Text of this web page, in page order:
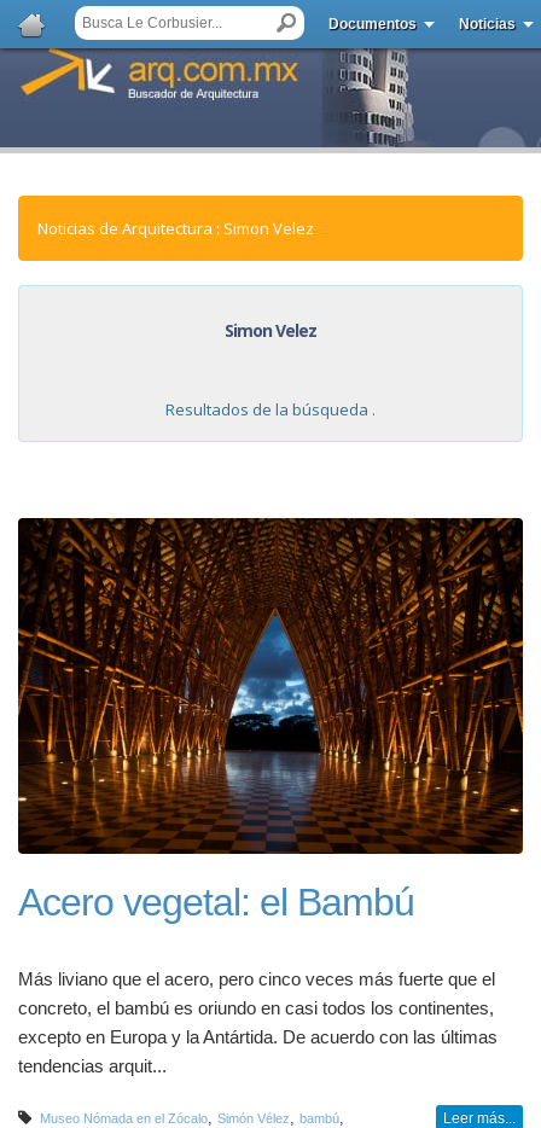
Documentos Noticias
Noticias de Arquitectura : Simon Velez
Simon Velez
Resultados de la búsqueda .
Acero vegetal: el Bambú
Más liviano que el acero, pero cinco veces más fuerte que el
concreto, el bambú es oriundo en casi todos los continentes,
excepto en Europa y la Antártida. De acuerdo con las últimas
tendencias arquit...
Museo Nómada en el Zócalo Simón Vélez bambú Leer más...